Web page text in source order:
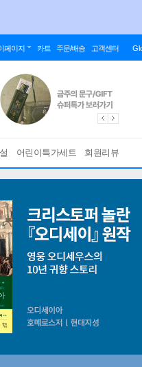
페이지 카트 주문/배송 고객센터
어린이특가세트 회원리뷰